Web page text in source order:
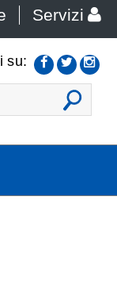
Servizi
VAI
su: